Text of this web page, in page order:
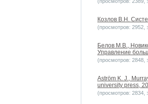
Козлов В.Н.
(просмотров: 2952,
Белов М.В.,
Управление
(просмотров: 2848,
Aström K. J.,
university press,
(просмотров: 2834,